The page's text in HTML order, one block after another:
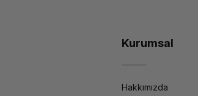
Kurumsal
Hakkımızda